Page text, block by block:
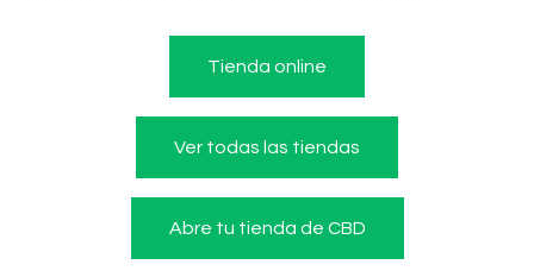
Tienda online
Ver todas las tiendas
Abre tu tienda de CBD